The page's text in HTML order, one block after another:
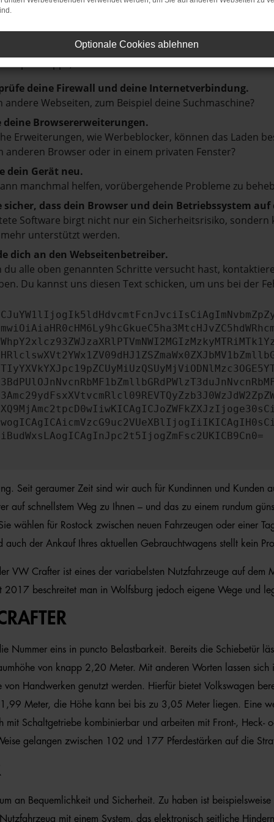
ist ein Fehler aufgetreten.
ein paar Tipps, die dir helfen können:
deine Firewall und deine Internetverbindung.
andere Webseiten, zum Beispiel deine Suchmaschine?
deine Browsererweiterungen.
Erweiterungen, wie Werbeblocker, können das Laden
anderen Browser oder in einem privaten Fenster?
dein Gerät neu.
manchmal helfen, vorübergehende Probleme zu
sicher, dass dein Browser und dein Betriebssystem
Software birgt nicht nur ein Sicherheitsrisiko,
unterstützt werden.
dich an den Webseitenbetreiber.
du alle oben genannten Schritte versucht hast,
Du kannst uns diesen Text schicken, um uns bei der
Seit geraumer Zeit sind wir auch für Kundinnen und Kunden
auf schnellstem Weg zu Ihnen – und das zu einem rundum
wählen für Rostock zwischen neuen Fahrzeugen oder einer
der Ankauf Ihres aktuellen Gebrauchtwagens stellt kein
VW Crafter ist eines der variabelsten Nutzfahrzeuge auf
2017 beschreitet man in Wolfsburg jedoch eigene Wege und
Nummer eins in puncto Belastbarkeit. Bereits die Schiebetür
von knapp 2,20 Meter. Mit anderen Worten lassen
Handwerken genutzt werden. Hierfür bietet Volkswagen
Meter, die Höhe kann bei bis zu 3,05 Meter liegen. Eine
Schaltgetriebe kombinierbar und arbeiten mit Front-,
gelangen zwischen 102 und 177 Pferdestärken auf die
an Bequemlichkeit und Sicherheit. Zu haben ist
mit einem System, das elektronisch seitliche
Optionale Cookies ablehnen